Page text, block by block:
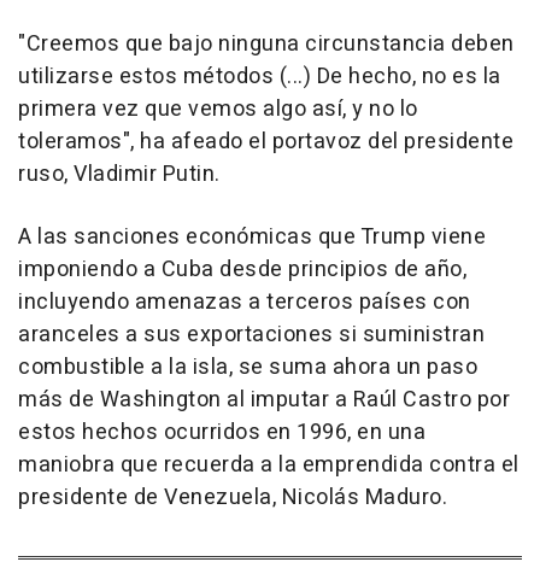
"Creemos que bajo ninguna circunstancia deben
utilizarse estos métodos (...) De hecho, no es la
primera vez que vemos algo así, y no lo
toleramos", ha afeado el portavoz del presidente
ruso, Vladimir Putin.
A las sanciones económicas que Trump viene
imponiendo a Cuba desde principios de año,
incluyendo amenazas a terceros países con
aranceles a sus exportaciones si suministran
combustible a la isla, se suma ahora un paso
más de Washington al imputar a Raúl Castro por
estos hechos ocurridos en 1996, en una
maniobra que recuerda a la emprendida contra el
presidente de Venezuela, Nicolás Maduro.